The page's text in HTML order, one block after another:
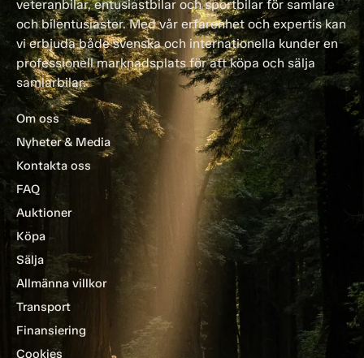
veteranbilar, entusiastbilar och sportbilar för samlare
och bilentusiaster. Med vår erfarenhet och expertis kan
vi erbjuda både svenska och internationella kunder en
professionell marknadsplats för att köpa och sälja
samlarbilar.
Om oss
Nyheter & Media
Kontakta oss
FAQ
Auktioner
Köpa
Sälja
Allmänna villkor
Transport
Finansiering
Cookies